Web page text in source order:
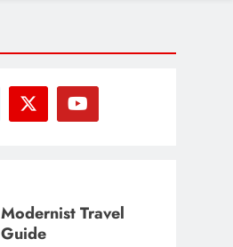
Modernist Travel
Guide